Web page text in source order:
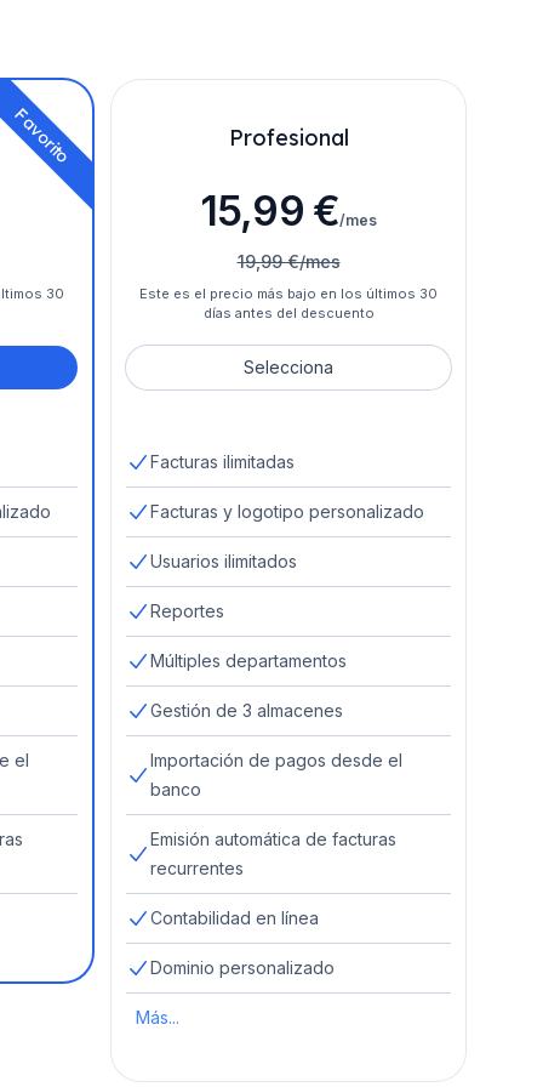
Favorito
30
el
Profesional
15,99 €/mes
19,99 €/mes
Este es el precio más bajo en los últimos 30
días antes del descuento
Selecciona
Facturas ilimitadas
Facturas y logotipo personalizado
Usuarios ilimitados
Reportes
Múltiples departamentos
Gestión de 3 almacenes
Importación de pagos desde el
banco
Emisión automática de facturas
recurrentes
Contabilidad en línea
Dominio personalizado
Más...